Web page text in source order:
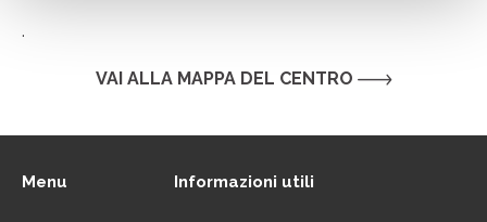
.
VAI ALLA MAPPA DEL CENTRO
Menu Informazioni utili